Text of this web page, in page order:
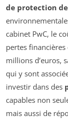
de protection
cabinet PwC, le
pertes
millions d’euros,
qui y sont
investir dans des
capables non
mais aussi de